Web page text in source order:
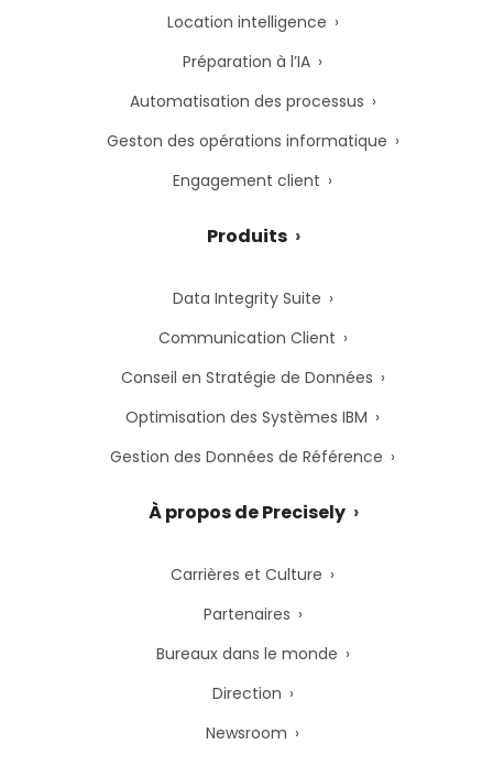
Location intelligence
Préparation à l’IA
Automatisation des processus
Geston des opérations informatique
Engagement client
Produits
Data Integrity Suite
Communication Client
Conseil en Stratégie de Données
Optimisation des Systèmes IBM
Gestion des Données de Référence
À propos de Precisely
Carrières et Culture
Partenaires
Bureaux dans le monde
Direction
Newsroom